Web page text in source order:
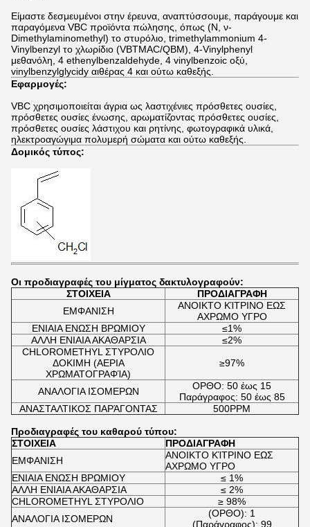
Είμαστε δεσμευμένοι στην έρευνα, αναπτύσσουμε, παράγουμε και
παραγόμενα VBC προϊόντα πώλησης, όπως (Ν, ν-
Dimethylaminomethyl) το στυρόλιο, trimethylammonium 4-
Vinylbenzyl το χλωρίδιο (VBTMAC/QBM), 4-Vinylphenyl
μεθανόλη, 4 ethenylbenzaldehyde, 4 vinylbenzoic οξύ,
vinylbenzylglycidy αιθέρας 4 και ούτω καθεξής.
Εφαρμογές:
VBC χρησιμοποιείται άγρια ως λαστιχένιες πρόσθετες ουσίες,
πρόσθετες ουσίες ένωσης, αρωματίζοντας πρόσθετες ουσίες,
πρόσθετες ουσίες λάστιχου και ρητίνης, φωτογραφικά υλικά,
ηλεκτροαγώγιμα πολυμερή σώματα και ούτω καθεξής.
Δομικός τύπος:
Οι προδιαγραφές του μίγματος δακτυλογραφούν:
ΣΤΟΙΧΕΙΑ
ΠΡΟΔΙΑΓΡΑΦΗ
ΕΜΦΑΝΙΣΗ
ΑΝΟΙΚΤΟ ΚΊΤΡΙΝΟ ΕΩΣ
ΑΧΡΩΜΟ ΥΓΡΟ
ΕΝΙΑΙΑ ΕΝΩΣΗ ΒΡΩΜΙΟΥ
≤1%
ΑΛΛΗ ΕΝΙΑΙΑ ΑΚΑΘΑΡΣΙΑ
≤2%
CHLOROMETHYL ΣΤΥΡΟΛΙΟ
ΔΟΚΙΜΗ (ΑΕΡΙΑ
ΧΡΩΜΑΤΟΓΡΑΦΊΑ)
≥97%
ΑΝΑΛΟΓΙΑ ΙΣΟΜΕΡΩΝ
ΟΡΘΟ: 50 έως 15
Παράγραφος: 50 έως 85
ΑΝΑΣΤΑΛΤΙΚΟΣ ΠΑΡΆΓΟΝΤΑΣ
500PPM
Προδιαγραφές του καθαρού τύπου:
ΣΤΟΙΧΕΙΑ
ΠΡΟΔΙΑΓΡΑΦΗ
ΕΜΦΑΝΙΣΗ
ΑΝΟΙΚΤΟ ΚΊΤΡΙΝΟ ΕΩΣ
ΑΧΡΩΜΟ ΥΓΡΟ
ΕΝΙΑΙΑ ΕΝΩΣΗ ΒΡΩΜΙΟΥ
≤ 1%
ΑΛΛΗ ΕΝΙΑΙΑ ΑΚΑΘΑΡΣΙΑ
≤ 2%
CHLOROMETHYL ΣΤΥΡΟΛΙΟ
≥ 98%
ΑΝΑΛΟΓΙΑ ΙΣΟΜΕΡΩΝ
(ΟΡΘΟ): 1
(Παράγραφος): 99